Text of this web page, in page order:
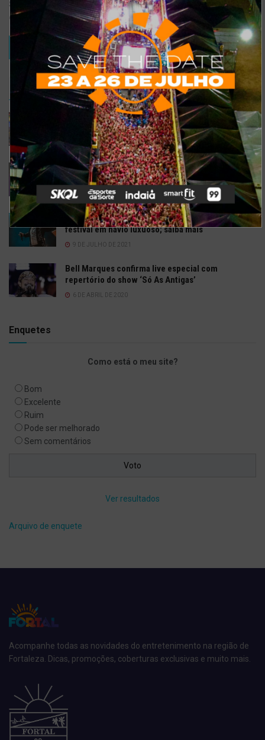
Salvar meus dados neste navegador para a próxima vez que eu
comentar.
TRENDING COMMENTS RECENTES
Confira a programação completa do São João de
Maracanaú 2022
19 DE JULHO DE 2022
Confira 5 restaurantes temáticos em Fortaleza
para visitar neste feriado
6 DE SETEMBRO DE 2021
Gusttavo Lima inicia venda de ingressos para
festival em navio luxuoso; saiba mais
9 DE JULHO DE 2021
Bell Marques confirma live especial com
repertório do show ‘Só As Antigas’
6 DE ABRIL DE 2020
Enquetes
Como está o meu site?
Bom
Excelente
Ruim
Pode ser melhorado
Sem comentários
Ver resultados
Arquivo de enquete
Acompanhe todas as novidades do entretenimento na região de
Fortaleza. Dicas, promoções, coberturas exclusivas e muito mais.